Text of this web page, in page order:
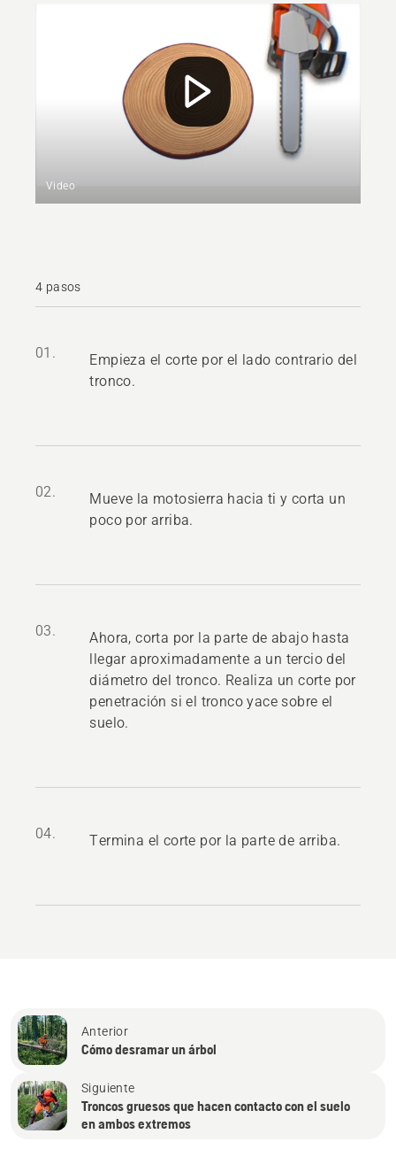
Video
4 pasos
01.
Empieza el corte por el lado contrario del
tronco.
02.
Mueve la motosierra hacia ti y corta un
poco por arriba.
03.
Ahora, corta por la parte de abajo hasta
llegar aproximadamente a un tercio del
diámetro del tronco. Realiza un corte por
penetración si el tronco yace sobre el
suelo.
04. Termina el corte por la parte de arriba.
Anterior
Cómo desramar un árbol
Siguiente
Troncos gruesos que hacen contacto con el suelo
en ambos extremos